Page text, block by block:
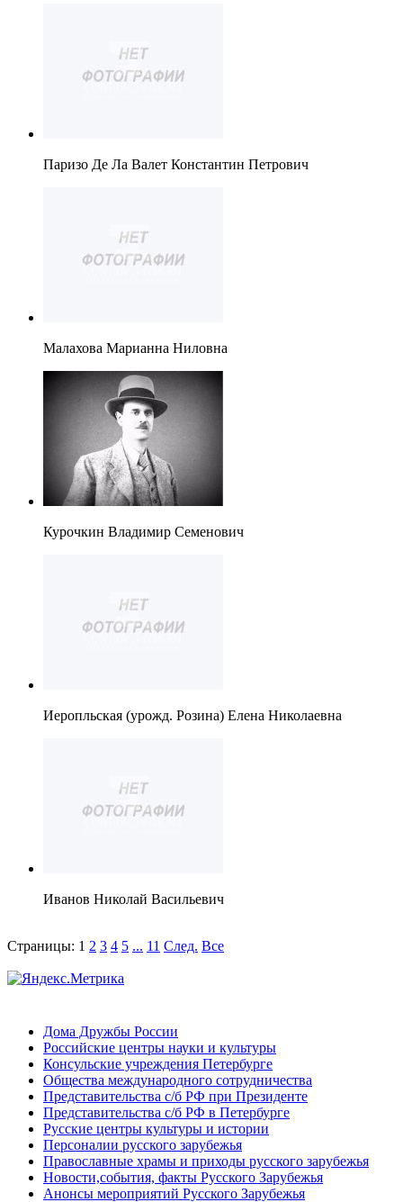
Паризо Де Ла Валет Константин Петрович
Малахова Марианна Ниловна
Курочкин Владимир Семенович
Иеропльская (урожд. Розина) Елена Николаевна
Иванов Николай Васильевич
Страницы: 1 2 3 4 5 ... 11 След. Все
Дома Дружбы России
Российские центры науки и культуры
Консульские учреждения Петербурге
Общества международного сотрудничества
Представительства с/б РФ при Президенте
Представительства с/б РФ в Петербурге
Русские центры культуры и истории
Персоналии русского зарубежья
Православные храмы и приходы русского зарубежья
Новости,события, факты Русского Зарубежья
Анонсы мероприятий Русского Зарубежья